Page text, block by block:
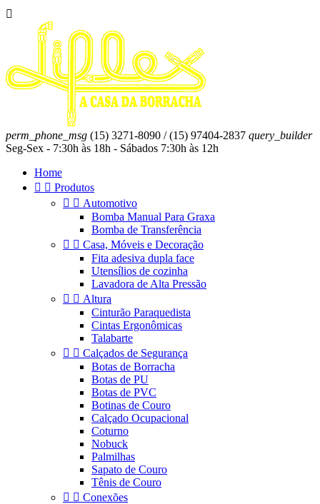

perm_phone_msg (15) 3271-8090 / (15) 97404-2837 query_builder
Seg-Sex - 7:30h às 18h - Sábados 7:30h às 12h
Home
  Produtos
  Automotivo
Bomba Manual Para Graxa
Bomba de Transferência
  Casa, Móveis e Decoração
Fita adesiva dupla face
Utensílios de cozinha
Lavadora de Alta Pressão
  Altura
Cinturão Paraquedista
Cintas Ergonômicas
Talabarte
  Calçados de Segurança
Botas de Borracha
Botas de PU
Botas de PVC
Botinas de Couro
Calçado Ocupacional
Coturno
Nobuck
Palmilhas
Sapato de Couro
Tênis de Couro
  Conexões